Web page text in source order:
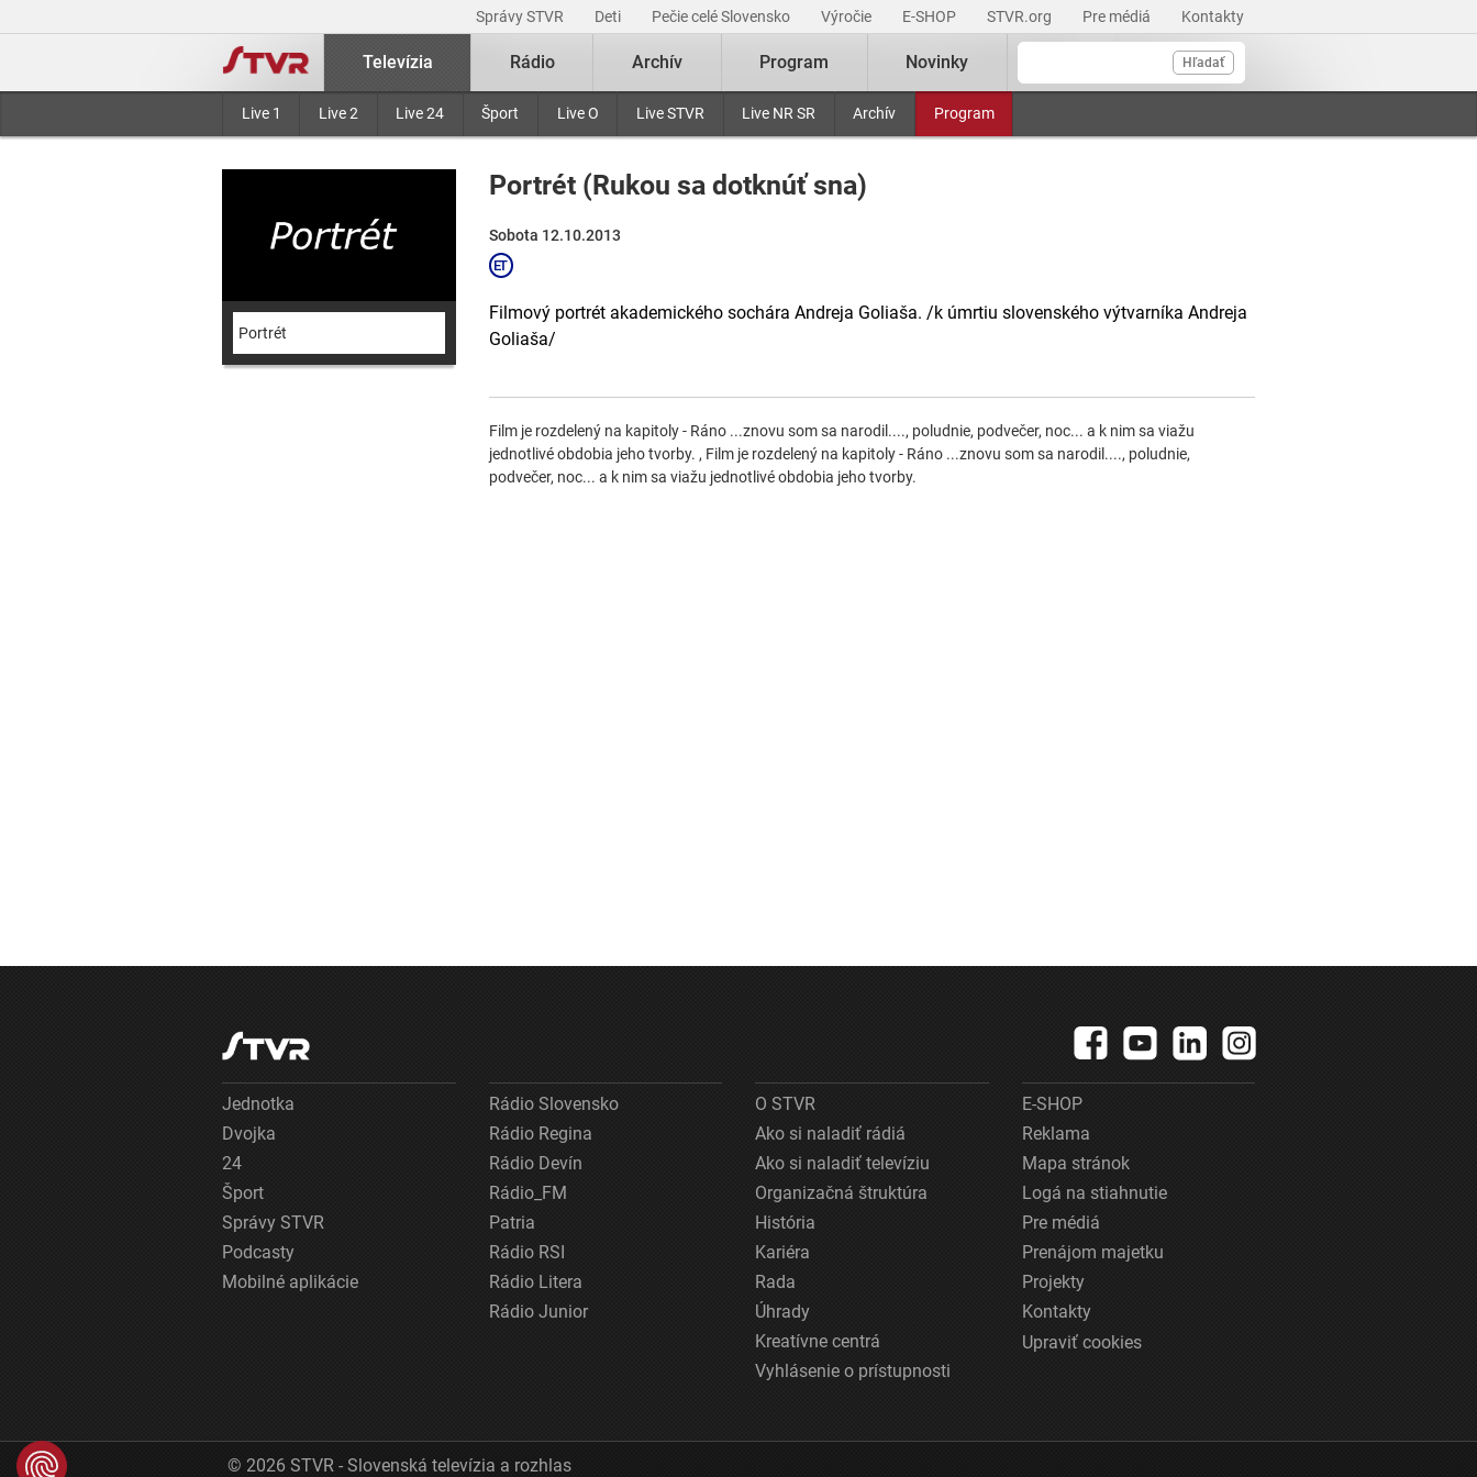
Správy STVR Deti Pečie celé Slovensko Výročie E-SHOP STVR.org Pre médiá Kontakty
Hľadať
Televízia
Live 1 Live 2 Live 24 Šport Live O Live STVR Live NR SR Archív Program
Rádio Archív Program Novinky
Portrét
Portrét (Rukou sa dotknúť sna)
Sobota 12.10.2013
Filmový portrét akademického sochára Andreja Goliaša. /k úmrtiu slovenského výtvarníka Andreja
Goliaša/
Film je rozdelený na kapitoly - Ráno ...znovu som sa narodil...., poludnie, podvečer, noc... a k nim sa viažu
jednotlivé obdobia jeho tvorby. , Film je rozdelený na kapitoly - Ráno ...znovu som sa narodil...., poludnie,
podvečer, noc... a k nim sa viažu jednotlivé obdobia jeho tvorby.
Jednotka
Dvojka
24
Šport
Správy STVR
Podcasty
Mobilné aplikácie
Rádio Slovensko
Rádio Regina
Rádio Devín
Rádio_FM
Patria
Rádio RSI
Rádio Litera
Rádio Junior
O STVR
Ako si naladiť rádiá
Ako si naladiť televíziu
Organizačná štruktúra
História
Kariéra
Rada
Úhrady
Kreatívne centrá
Vyhlásenie o prístupnosti
E-SHOP
Reklama
Mapa stránok
Logá na stiahnutie
Pre médiá
Prenájom majetku
Projekty
Kontakty
Upraviť cookies
© 2026 STVR - Slovenská televízia a rozhlas